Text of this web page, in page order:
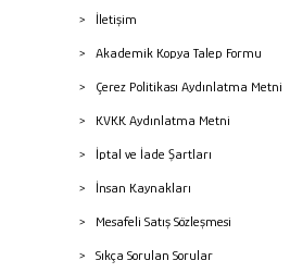
İletişim
Akademik Kopya Talep Formu
Çerez Politikası Aydınlatma Metni
KVKK Aydınlatma Metni
İptal ve İade Şartları
İnsan Kaynakları
Mesafeli Satış Sözleşmesi
Sıkça Sorulan Sorular